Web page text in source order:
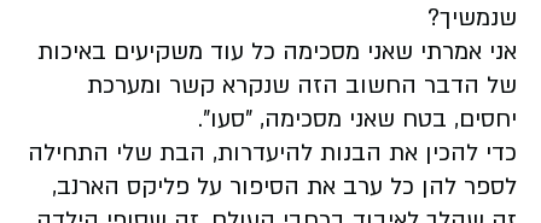
שנמשיך?
אני אמרתי שאני מסכימה כל עוד משקיעים באיכות
של הדבר החשוב הזה שנקרא קשר ומערכת
יחסים, בטח שאני מסכימה, "סעו".
כדי להכין את הבנות להיעדרות, הבת שלי התחילה
לספר להן כל ערב את הסיפור על פליקס הארנב,